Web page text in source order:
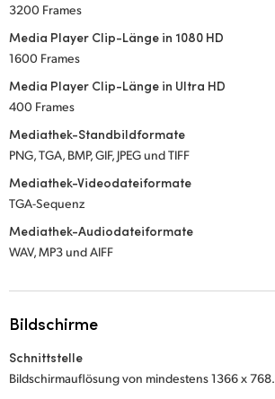
3200 Frames
Media Player Clip-Länge in 1080 HD
1600 Frames
Media Player Clip-Länge in Ultra HD
400 Frames
Mediathek-Standbildformate
PNG, TGA, BMP, GIF, JPEG und TIFF
Mediathek-Videodateiformate
TGA-Sequenz
Mediathek-Audiodateiformate
WAV, MP3 und AIFF
Bildschirme
Schnittstelle
Bildschirmauflösung von mindestens 1366 x 768.